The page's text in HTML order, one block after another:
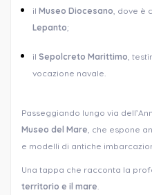
il Museo Diocesano , dove è
Lepanto;
il Sepolcreto Marittimo,
vocazione navale.
Passeggiando lungo via
Museo del Mare , che espone
e modelli di antiche
Una tappa che racconta la
territorio e il mare